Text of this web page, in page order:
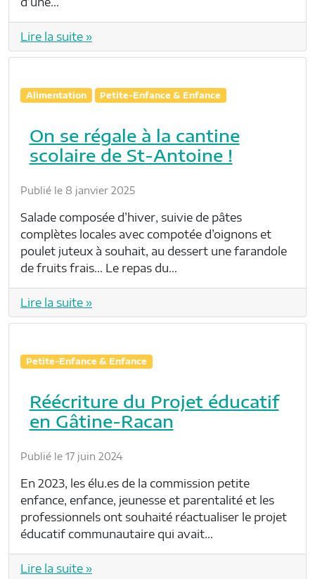
Lire la suite »
Alimentation Petite-Enfance & Enfance
On se régale à la cantine
scolaire de St-Antoine !
Publié le 8 janvier 2025
Salade composée d’hiver, suivie de pâtes
complètes locales avec compotée d’oignons et
poulet juteux à souhait, au dessert une farandole
de fruits frais… Le repas du…
Lire la suite »
Petite-Enfance & Enfance
Réécriture du Projet éducatif
en Gâtine-Racan
Publié le 17 juin 2024
En 2023, les élu.es de la commission petite
enfance, enfance, jeunesse et parentalité et les
professionnels ont souhaité réactualiser le projet
éducatif communautaire qui avait…
Lire la suite »